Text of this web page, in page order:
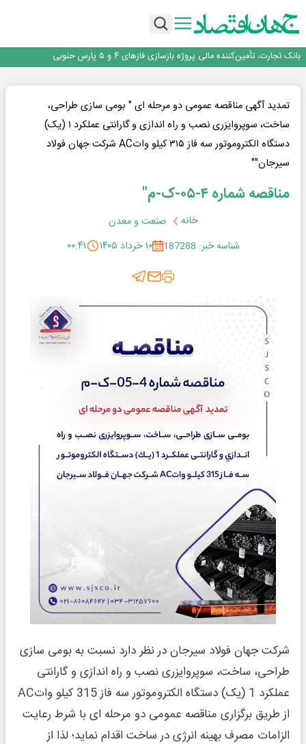
ایران، شریک راهبردی اتحادیه اقتصادی اوراسیا در مسیر توسعه تجارت و همگرایی
جمنای دستیار اصلی گوشی‌های اندرویدی می‌شود
برگزاری آیین نکوداشت فعالان مواکب مرز شلمچه توسط شهرداری منطقه یک
ایران، شریک راهبردی اتحادیه اقتصادی اوراسیا در مسیر توسعه تجارت و همگرایی
منطقه‌ای
تمدید آگهی مناقصه عمومی دو مرحله ای " بومی سازی طراحی،
ساخت، سوپروایزری نصب و راه اندازی و گارانتی عملکرد ۱ (یک)
دستگاه الکتروموتور سه فاز ۳۱۵ کیلو واتAC شرکت جهان فولاد
سیرجان""
مناقصه شماره ۴-۰۵-ک-م"
خانه
صنعت و معدن
شناسه خبر: 187288
۱۰ خرداد ۱۴۰۵ ۰۰:۴۱
شرکت جهان فولاد سیرجان در نظر دارد نسبت به بومی سازی
طراحی، ساخت، سوپروایزری نصب و راه اندازی و گارانتی
عملکرد 1 (یک) دستگاه الکتروموتور سه فاز 315 کیلو واتAC
از طریق برگزاری مناقصه عمومی دو مرحله ای با شرط رعایت
الزامات مصرف بهینه انرژی در ساخت اقدام نماید؛ لذا از